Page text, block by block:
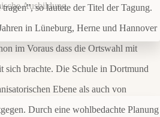
Ausbildung
so lautete der Titel der Tagung.
in Lüneburg, Herne und Hannover
im Voraus dass die Ortswahl mit
sich brachte. Die Schule in Dortmund
Ebene als auch von
Durch eine wohlbedachte Planung